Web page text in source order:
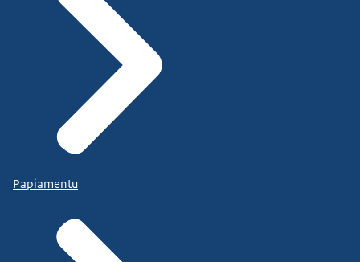
Papiamentu